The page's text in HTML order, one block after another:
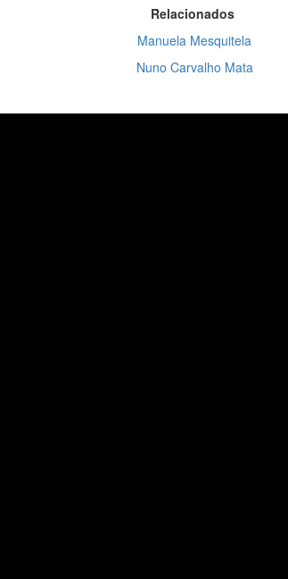
Relacionados
Manuela Mesquitela
Nuno Carvalho Mata